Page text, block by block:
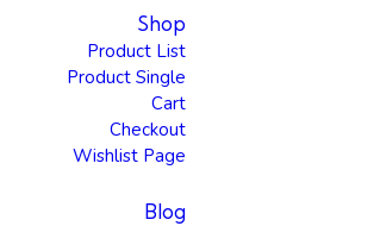
Shop
Product List
Product Single
Cart
Checkout
Wishlist Page
Blog